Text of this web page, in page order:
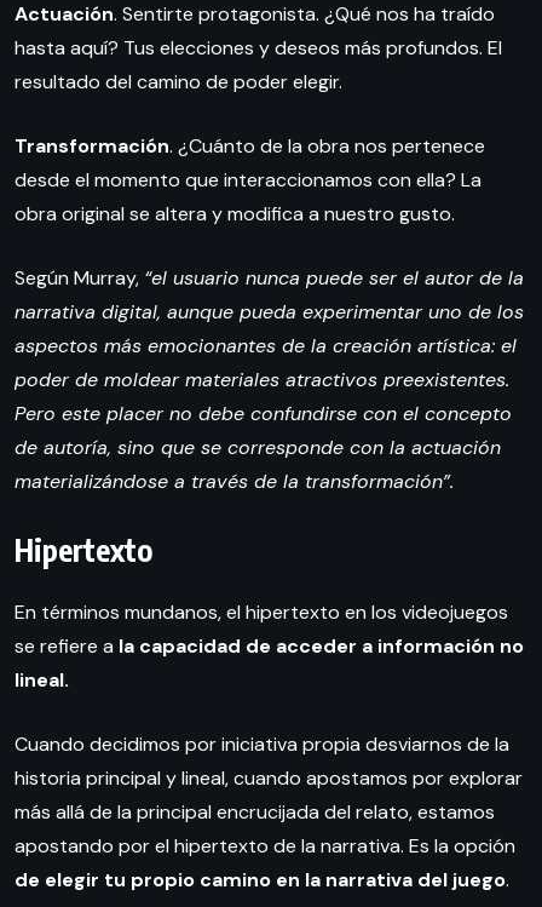
Actuación. Sentirte protagonista. ¿Qué nos ha traído
hasta aquí? Tus elecciones y deseos más profundos. El
resultado del camino de poder elegir.
Transformación. ¿Cuánto de la obra nos pertenece
desde el momento que interaccionamos con ella? La
obra original se altera y modifica a nuestro gusto.
Según Murray, “el usuario nunca puede ser el autor de la
narrativa digital, aunque pueda experimentar uno de los
aspectos más emocionantes de la creación artística: el
poder de moldear materiales atractivos preexistentes.
Pero este placer no debe confundirse con el concepto
de autoría, sino que se corresponde con la actuación
materializándose a través de la transformación”.
Hipertexto
En términos mundanos, el hipertexto en los videojuegos
se refiere a la capacidad de acceder a información no
lineal.
Cuando decidimos por iniciativa propia desviarnos de la
historia principal y lineal, cuando apostamos por explorar
más allá de la principal encrucijada del relato, estamos
apostando por el hipertexto de la narrativa. Es la opción
de elegir tu propio camino en la narrativa del juego.